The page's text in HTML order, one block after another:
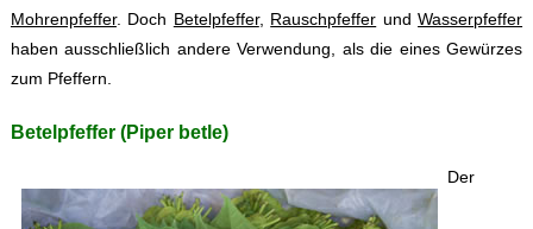
Mohrenpfeffer. Doch Betelpfeffer, Rauschpfeffer undWasserpfeffer
haben ausschließlich andere Verwendung, als die eines Gewürzes
zum Pfeffern.
Betelpfeffer (Piper betle)
Der